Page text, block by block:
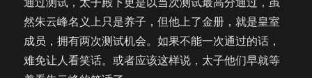
然朱云峰名义上只是养子，但他上了金册，就是皇室
成员，拥有两次测试机会。如果不能一次通过的话，
难免让人看笑话。或者应该这样说，太子他们早就等